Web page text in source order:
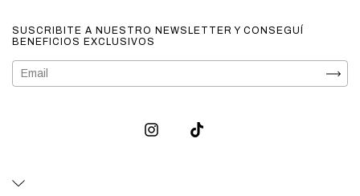
SUSCRIBITE A NUESTRO NEWSLETTER Y CONSEGUÍ
BENEFICIOS EXCLUSIVOS